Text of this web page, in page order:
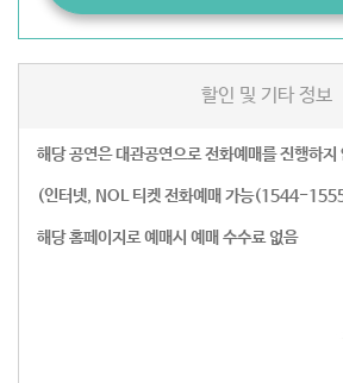
할인 및 기타 정보
해당 공연은 대관공연으로 전화예매를 진행하지
(인터넷, NOL 티켓 전화예매 가능(1544-
해당 홈페이지로 예매시 예매 수수료 없음